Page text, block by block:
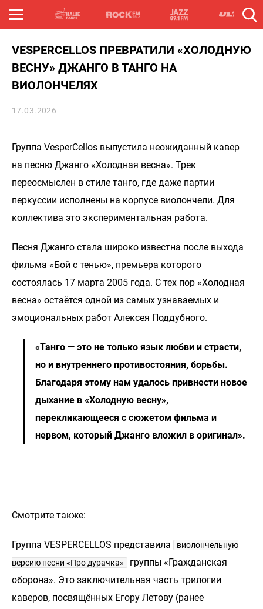
VESPERCELLOS ПРЕВРАТИЛИ «ХОЛОДНУЮ
ВЕСНУ» ДЖАНГО В ТАНГО НА
ВИОЛОНЧЕЛЯХ
17.03.2026
Группа VesperCellos выпустила неожиданный кавер
на песню Джанго «Холодная весна». Трек
переосмыслен в стиле танго, где даже партии
перкуссии исполнены на корпусе виолончели. Для
коллектива это экспериментальная работа.
Песня Джанго стала широко известна после выхода
фильма «Бой с тенью», премьера которого
состоялась 17 марта 2005 года. С тех пор «Холодная
весна» остаётся одной из самых узнаваемых и
эмоциональных работ Алексея Поддубного.
«Танго — это не только язык любви и страсти,
но и внутреннего противостояния, борьбы.
Благодаря этому нам удалось привнести новое
дыхание в «Холодную весну»,
перекликающееся с сюжетом фильма и
нервом, который Джанго вложил в оригинал».
Смотрите также:
Группа VESPERCELLOS представила
виолончельную
версию песни «Про дурачка»
группы «Гражданская
оборона». Это заключительная часть трилогии
каверов, посвящённых Егору Летову (ранее